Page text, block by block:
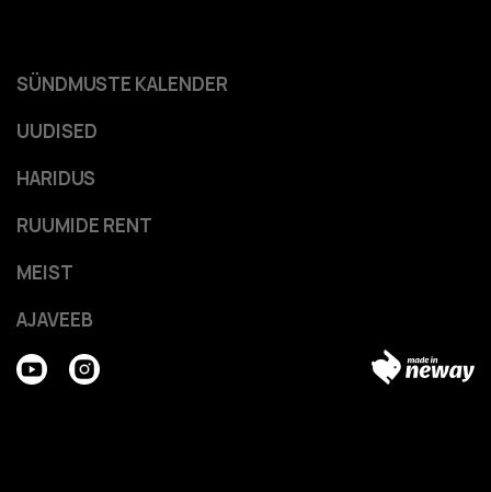
HARIDUS
RUUMIDE RENT
MEIST
AJAVEEB
SÜNDMUSTE KALENDER
UUDISED